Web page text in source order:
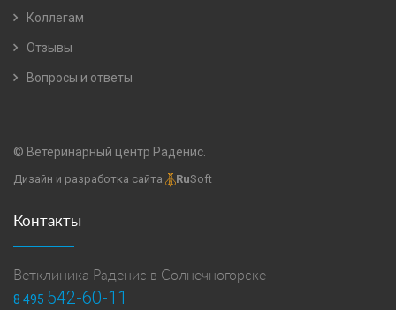
Коллегам
Отзывы
Вопросы и ответы
© Ветеринарный центр Раденис.
Дизайн и разработка сайта RuSoft
Контакты
Ветклиника Раденис в Солнечногорске
8 495 542-60-11